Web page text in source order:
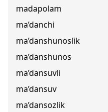
madapolam
ma’danchi
ma’danshunoslik
ma’danshunos
ma’dansuvli
ma’dansuv
ma’dansozlik